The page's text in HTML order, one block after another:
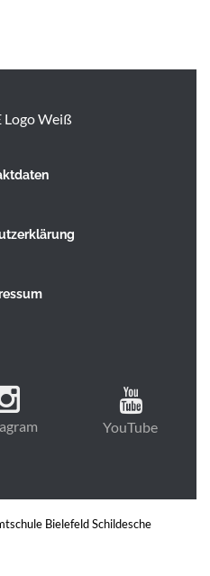
YouTube
Bielefeld Schildesche